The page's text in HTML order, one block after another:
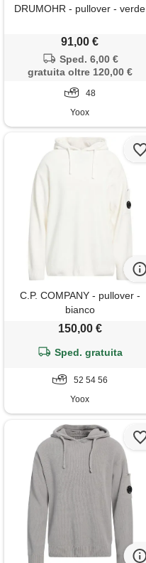
DRUMOHR - pullover - verde
91,00 €
Sped. 6,00 €
gratuita oltre 120,00 €
48
Yoox
C.P. COMPANY - pullover -
bianco
150,00 €
Sped. gratuita
52 54 56
Yoox